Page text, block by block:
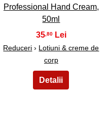
Professional Hand Cream,
50ml
35,80
Reduceri › Lotiuni & creme de
corp